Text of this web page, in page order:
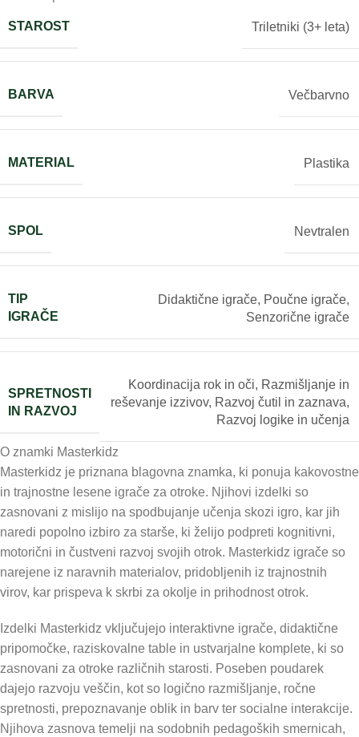
STAROST Triletniki (3+ leta)
BARVA Večbarvno
MATERIAL Plastika
SPOL Nevtralen
TIP
IGRAČE
Didaktične igrače, Poučne igrače,
Senzorične igrače
SPRETNOSTI
IN RAZVOJ
Koordinacija rok in oči, Razmišljanje in
reševanje izzivov, Razvoj čutil in zaznava,
Razvoj logike in učenja
O znamki Masterkidz
Masterkidz je priznana blagovna znamka, ki ponuja kakovostne
in trajnostne lesene igrače za otroke. Njihovi izdelki so
zasnovani z mislijo na spodbujanje učenja skozi igro, kar jih
naredi popolno izbiro za starše, ki želijo podpreti kognitivni,
motorični in čustveni razvoj svojih otrok. Masterkidz igrače so
narejene iz naravnih materialov, pridobljenih iz trajnostnih
virov, kar prispeva k skrbi za okolje in prihodnost otrok.
Izdelki Masterkidz vključujejo interaktivne igrače, didaktične
pripomočke, raziskovalne table in ustvarjalne komplete, ki so
zasnovani za otroke različnih starosti. Poseben poudarek
dajejo razvoju veščin, kot so logično razmišljanje, ročne
spretnosti, prepoznavanje oblik in barv ter socialne interakcije.
Njihova zasnova temelji na sodobnih pedagoških smernicah,